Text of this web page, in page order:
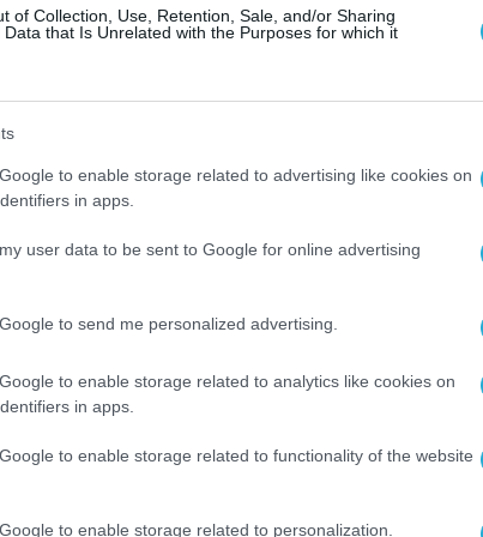
of Collection, Use, Retention, Sale, and/or Sharing
that Is Unrelated with the Purposes for which it
to enable storage related to advertising like cookies on
in apps.
user data to be sent to Google for online advertising
to send me personalized advertising.
to enable storage related to analytics like cookies on
in apps.
to enable storage related to functionality of the website
to enable storage related to personalization.